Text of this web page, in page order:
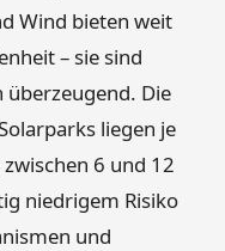
Wind bieten weit
– sie sind
Die
liegen je
6 und 12
niedrigem Risiko
und